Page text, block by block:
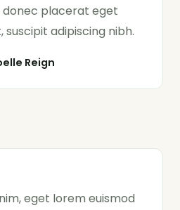
donec placerat eget
adipiscing nibh.
Reign
eget lorem euismod